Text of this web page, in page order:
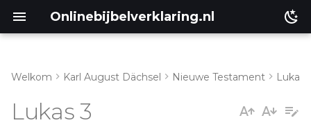
Onlinebijbelverklaring.nl
Welkom Karl August Dächsel Nieuwe Testament Lukas
Lukas 3